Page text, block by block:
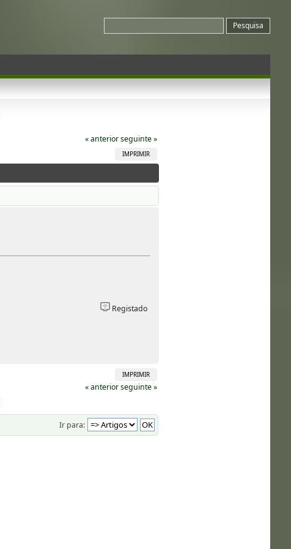
« anteriorseguinte »
IMPRIMIR
Registado
IMPRIMIR
« anteriorseguinte »
Ir para: